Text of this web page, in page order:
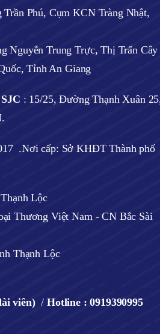
Phú, Cụm KCN Tràng Nhật,
Nguyễn Trung Trực, Thị Trấn Cây
Tỉnh An Giang
: 15/25, Đường Thạnh Xuân
.Nơi cấp: Sở KHĐT Thành phố
Lộc
Thương Việt Nam - CN Bắc Sài
Thạnh Lộc
viên)/Hotline : 0919390995